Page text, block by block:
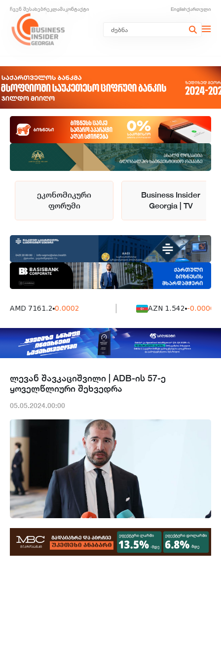
ჩვენ შესახებრეკლამაკონტაქტი Englishქართული
ეკონომიკური
ფორუმი
Business Insider
Georgia | TV
AMD 7161.2 0.0002 AZN 1.542 -0.0006
ლევან შავკაციშვილი | ADB-ის 57-ე
ყოველწლიური შეხვედრა
05.05.2024.00:00